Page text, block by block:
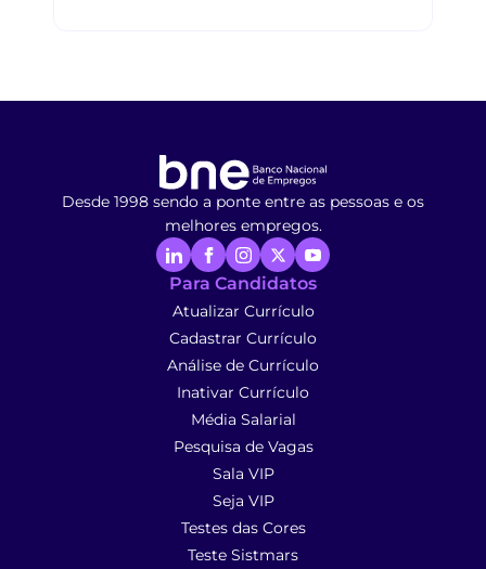
Desde 1998 sendo a ponte entre as pessoas e os
melhores empregos.
Para Candidatos
Atualizar Currículo
Cadastrar Currículo
Análise de Currículo
Inativar Currículo
Média Salarial
Pesquisa de Vagas
Sala VIP
Seja VIP
Testes das Cores
Teste Sistmars